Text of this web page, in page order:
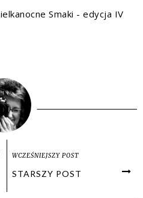
WCZEŚNIEJSZY POST
STARSZY POST